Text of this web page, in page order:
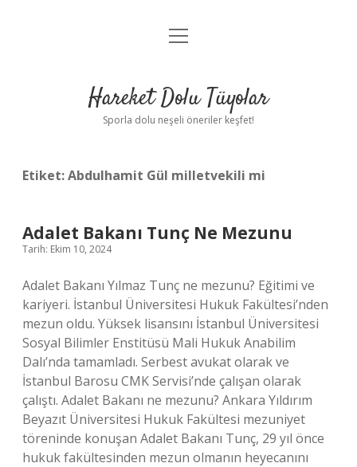
Anasayfa
Yasal Uyarı
menüyü
Hareket Dolu Tüyolar
Sporla dolu neşeli öneriler keşfet!
Etiket:Abdulhamit Gül milletvekili mi
Adalet Bakanı Tunç Ne Mezunu
Tarih: Ekim 10, 2024
Adalet Bakanı Yılmaz Tunç ne mezunu? Eğitimi ve
kariyeri. İstanbul Üniversitesi Hukuk Fakültesi’nden
mezun oldu. Yüksek lisansını İstanbul Üniversitesi
Sosyal Bilimler Enstitüsü Mali Hukuk Anabilim
Dalı’nda tamamladı. Serbest avukat olarak ve
İstanbul Barosu CMK Servisi’nde çalışan olarak
çalıştı. Adalet Bakanı ne mezunu? Ankara Yıldırım
Beyazıt Üniversitesi Hukuk Fakültesi mezuniyet
töreninde konuşan Adalet Bakanı Tunç, 29 yıl önce
hukuk fakültesinden mezun olmanın heyecanını